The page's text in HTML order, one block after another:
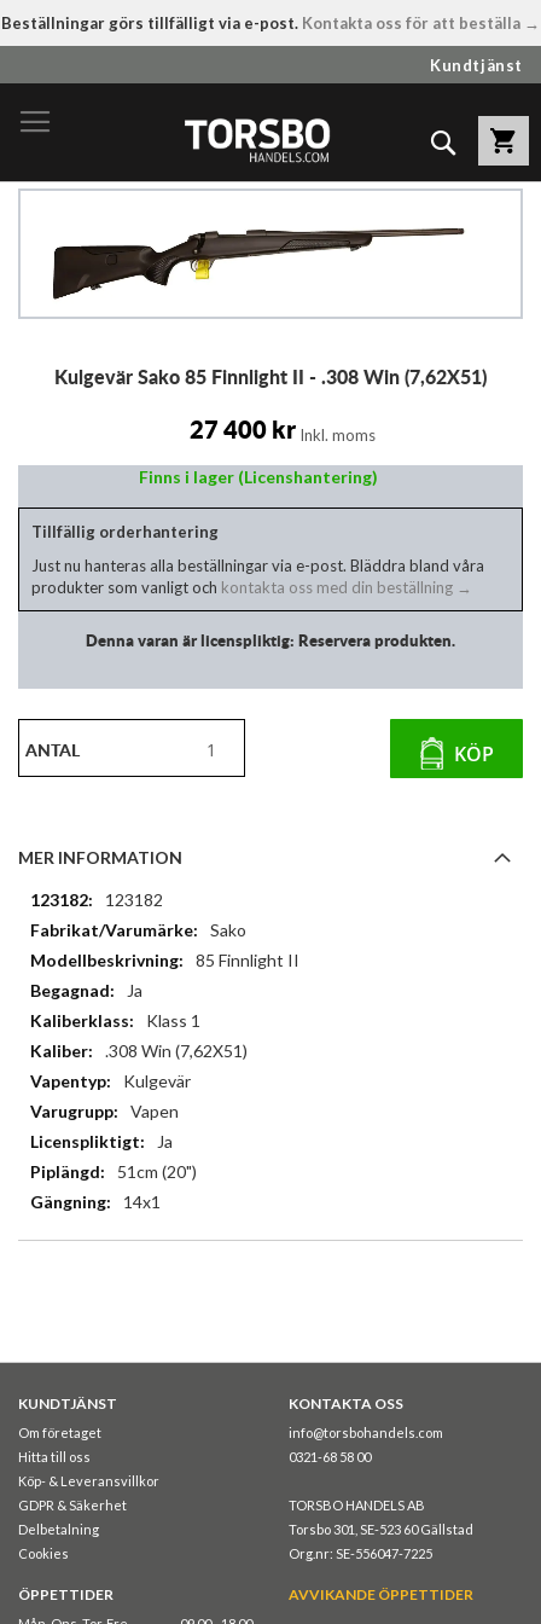
Beställningar görs tillfälligt via e-post. Kontakta oss för att beställa →
till
innehållet
Kundtjänst
Sök
bildgalleriet
Kulgevär Sako 85 Finnlight II - .308 Win (7,62X51)
27 400 kr Inkl. moms
Finns i lager (Licenshantering)
Tillfällig orderhantering
Just nu hanteras alla beställningar via e-post. Bläddra bland våra
produkter som vanligt och kontakta oss med din beställning →
Denna varan är licenspliktig: Reservera produkten.
ANTAL KÖP
MER INFORMATION
Mer
information
123182
Sako
85 Finnlight II
Ja
Klass 1
.308 Win (7,62X51)
Kulgevär
Vapen
Ja
51cm (20")
14x1
KUNDTJÄNST
Om företaget
Hitta till oss
Köp- & Leveransvillkor
GDPR & Säkerhet
Delbetalning
Cookies
KONTAKTA OSS
info@torsbohandels.com
0321-68 58 00
TORSBO HANDELS AB
Torsbo 301, SE-523 60 Gällstad
Org.nr: SE-556047-7225
ÖPPETTIDER AVVIKANDE ÖPPETTIDER